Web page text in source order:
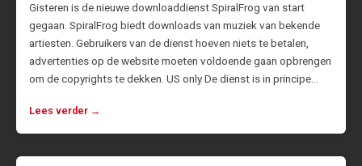
Gisteren is de nieuwe downloaddienst SpiralFrog van start
gegaan. SpiralFrog biedt downloads van muziek van bekende
artiesten. Gebruikers van de dienst hoeven niets te betalen,
advertenties op de website moeten voldoende gaan opbrengen
om de copyrights te dekken. US only De dienst is in principe…
Lees verder →